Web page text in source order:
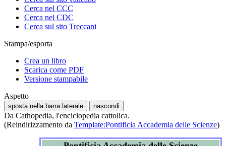
Cerca nel CCC
Cerca nel CDC
Cerca sul sito Treccani
Stampa/esporta
Crea un libro
Scarica come PDF
Versione stampabile
Aspetto
sposta nella barra laterale nascondi
Da Cathopedia, l'enciclopedia cattolica.
(Reindirizzamento da Template:Pontificia Accademia delle Scienze)